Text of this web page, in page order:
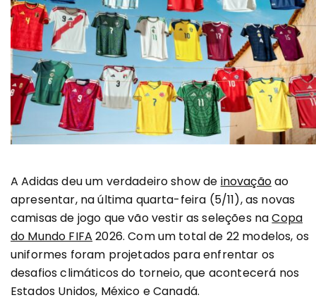
A Adidas deu um verdadeiro show de inovaçãoao
apresentar, na última quarta-feira (5/11), as novas
camisas de jogo que vão vestir as seleções naCopa
do Mundo FIFA 2026. Com um total de 22 modelos, os
uniformes foram projetados para enfrentar os
desafios climáticos do torneio, que acontecerá nos
Estados Unidos, México e Canadá.